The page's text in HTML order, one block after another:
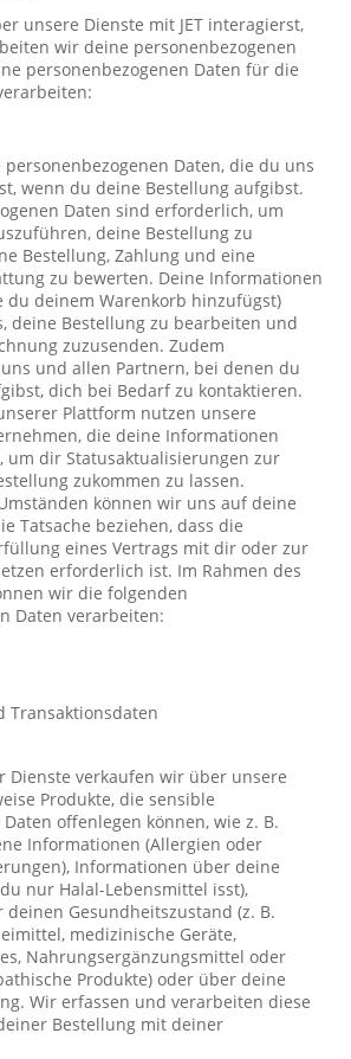
unsere Dienste mit JET interagierst,
wir deine personenbezogenen
personenbezogenen Daten für die
Daten, die du uns
wenn du deine Bestellung aufgibst.
Daten sind erforderlich, um
deine Bestellung zu
Bestellung, Zahlung und eine
zu bewerten. Deine Informationen
du deinem Warenkorb hinzufügst)
deine Bestellung zu bearbeiten und
zuzusenden. Zudem
und allen Partnern, bei denen du
dich bei Bedarf zu kontaktieren.
Plattform nutzen unsere
die deine Informationen
um dir Statusaktualisierungen zur
zukommen zu lassen.
können wir uns auf deine
Tatsache beziehen, dass die
eines Vertrags mit dir oder zur
erforderlich ist. Im Rahmen des
wir die folgenden
Daten verarbeiten:
Transaktionsdaten
Dienste verkaufen wir über unsere
Produkte, die sensible
offenlegen können, wie z. B.
Informationen (Allergien oder
Informationen über deine
nur Halal-Lebensmittel isst),
Gesundheitszustand (z. B.
medizinische Geräte,
Nahrungsergänzungsmittel oder
Produkte) oder über deine
Wir erfassen und verarbeiten diese
Bestellung mit deiner